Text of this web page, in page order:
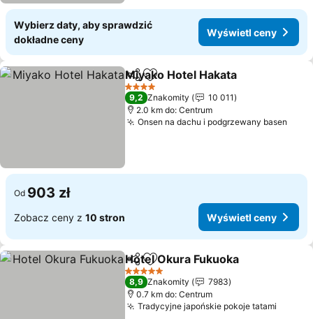
Wybierz daty, aby sprawdzić
dokładne ceny
Wyświetl ceny
Udostępnij
Dodaj do ulubionych
Miyako Hotel Hakata
4 Kategoria
9,2 Znakomity
10 011
2.0 km do: Centrum
Onsen na dachu i podgrzewany basen
Od 903 zł
Zobacz ceny z 10 stron Wyświetl ceny
Udostępnij
Dodaj do ulubionych
Hotel Okura Fukuoka
5 Kategoria
8,9 Znakomity
7983
0.7 km do: Centrum
Tradycyjne japońskie pokoje tatami